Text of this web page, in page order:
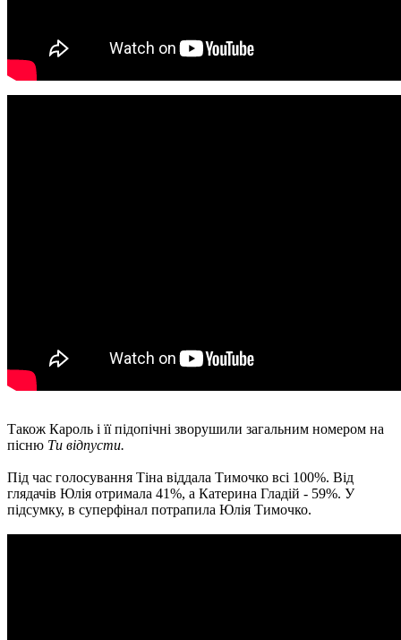
Також Кароль і її підопічні зворушили загальним номером на
пісню Ти відпусти.
Під час голосування Тіна віддала Тимочко всі 100%. Від
глядачів Юлія отримала 41%, а Катерина Гладій - 59%. У
підсумку, в суперфінал потрапила Юлія Тимочко.